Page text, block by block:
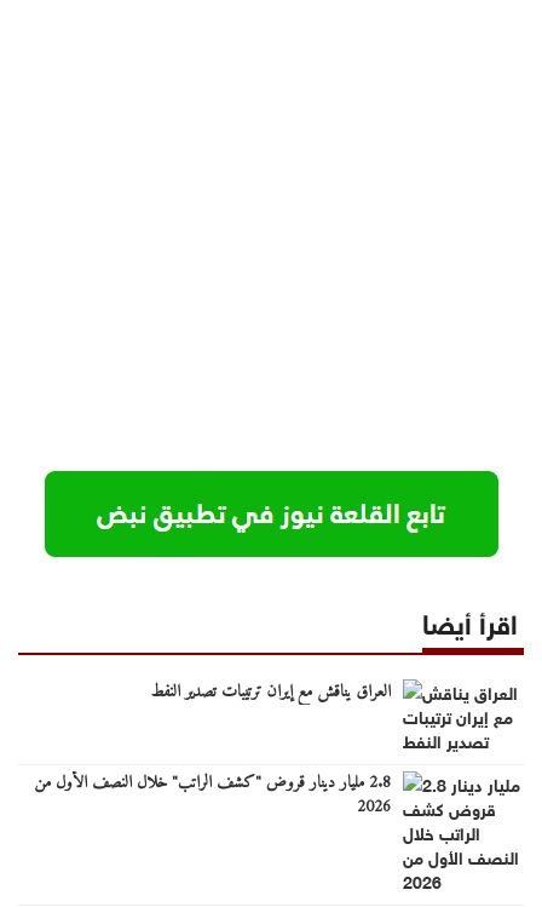
اقرأ أيضا
العراق يناقش مع إيران ترتيبات تصدير النفط
2.8 مليار دينار قروض "كشف الراتب" خلال النصف الأول من
2026